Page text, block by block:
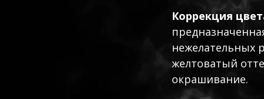
Коррекция
нежелательных
желтоватый
окрашивание.